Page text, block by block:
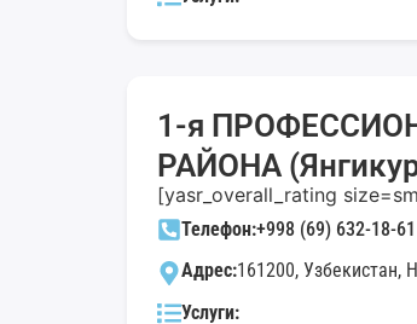
1-я
РАЙОНА
[yasr_overall_rating
Телефон:+998 (69) 632-18-61
Адрес:161200, Узбекистан,
Услуги: